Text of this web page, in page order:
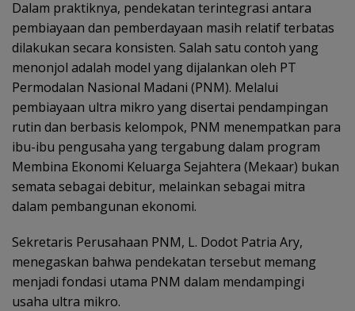
Dalam praktiknya, pendekatan terintegrasi antara
pembiayaan dan pemberdayaan masih relatif terbatas
dilakukan secara konsisten. Salah satu contoh yang
menonjol adalah model yang dijalankan oleh PT
Permodalan Nasional Madani (PNM). Melalui
pembiayaan ultra mikro yang disertai pendampingan
rutin dan berbasis kelompok, PNM menempatkan para
ibu-ibu pengusaha yang tergabung dalam program
Membina Ekonomi Keluarga Sejahtera (Mekaar) bukan
semata sebagai debitur, melainkan sebagai mitra
dalam pembangunan ekonomi.
Sekretaris Perusahaan PNM, L. Dodot Patria Ary,
menegaskan bahwa pendekatan tersebut memang
menjadi fondasi utama PNM dalam mendampingi
usaha ultra mikro.